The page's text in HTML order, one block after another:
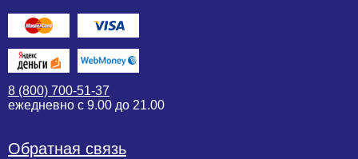
8 (800) 700-51-37
ежедневно с 9.00 до 21.00
Обратная связь